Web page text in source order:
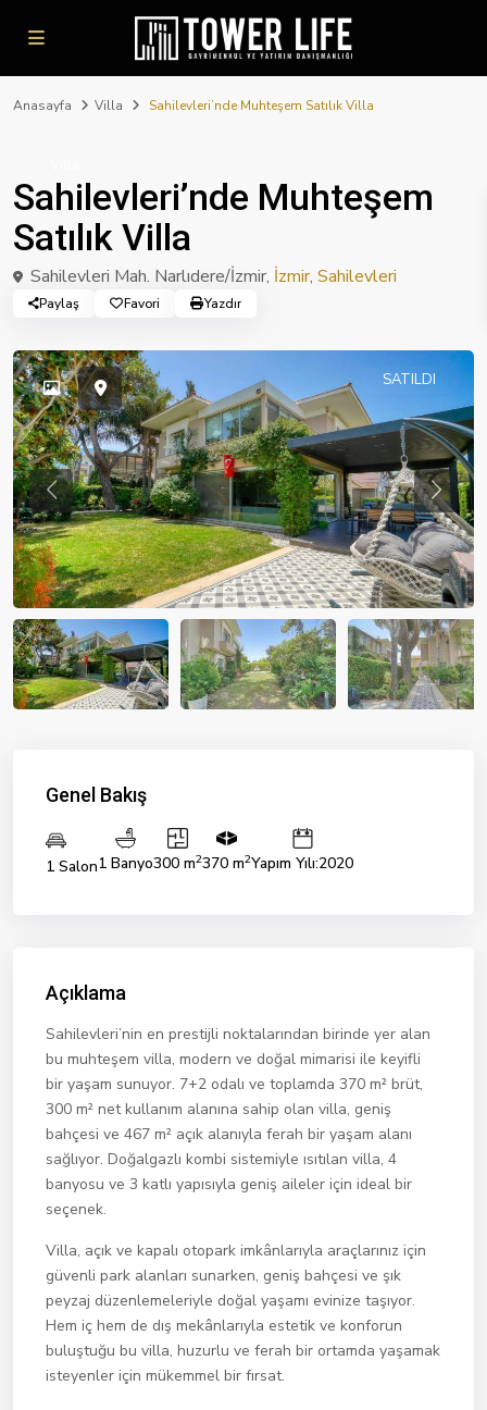
Anasayfa Villa Sahilevleri’nde Muhteşem Satılık Villa
Sahilevleri’nde Muhteşem
Satılık Villa
Sahilevleri Mah. Narlıdere/İzmir, İzmir, Sahilevleri
Paylaş Favori Yazdır
SATILDI
Previous
Genel Bakış
1 Salon1 Banyo300 m2370 m2Yapım Yılı:2020
Açıklama
Sahilevleri’nin en prestijli noktalarından birinde yer alan
bu muhteşem villa, modern ve doğal mimarisi ile keyifli
bir yaşam sunuyor. 7+2 odalı ve toplamda 370 m² brüt,
300 m² net kullanım alanına sahip olan villa, geniş
bahçesi ve 467 m² açık alanıyla ferah bir yaşam alanı
sağlıyor. Doğalgazlı kombi sistemiyle ısıtılan villa, 4
banyosu ve 3 katlı yapısıyla geniş aileler için ideal bir
seçenek.
Villa, açık ve kapalı otopark imkânlarıyla araçlarınız için
güvenli park alanları sunarken, geniş bahçesi ve şık
peyzaj düzenlemeleriyle doğal yaşamı evinize taşıyor.
Hem iç hem de dış mekânlarıyla estetik ve konforun
buluştuğu bu villa, huzurlu ve ferah bir ortamda yaşamak
isteyenler için mükemmel bir fırsat.